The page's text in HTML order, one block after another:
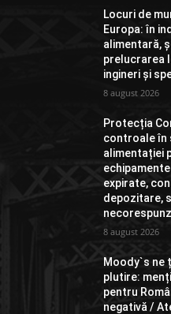
Locuri de
Europa: în
alimentară,
prelucrarea
ingineri și
8 august 2026
Protecția
controale în
alimentației
expirate,
depozitare,
8 august 2026
Moody`s ne
plutire:
pentru
negativă /